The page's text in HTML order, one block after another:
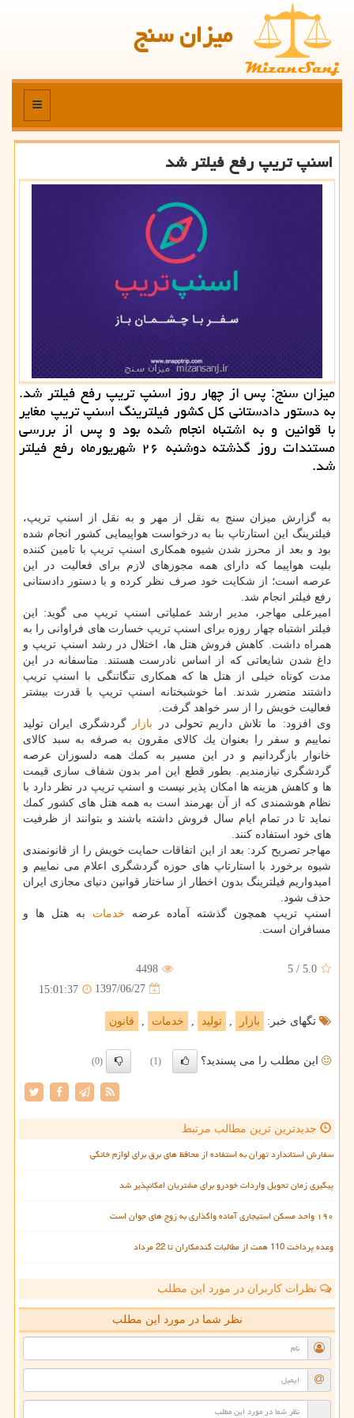
میزان سنج
منو
اسنپ تریپ رفع فیلتر شد
میزان سنج: پس از چهار روز اسنپ تریپ رفع فیلتر شد.
به دستور دادستانی كل كشور فیلترینگ اسنپ تریپ مغایر
با قوانین و به اشتباه انجام شده بود و پس از بررسی
مستندات روز گذشته دوشنبه ۲۶ شهریورماه رفع فیلتر
شد.
به گزارش میزان سنج به نقل از مهر و به نقل از اسنپ تریپ،
فیلترینگ این استارتاپ بنا به درخواست هواپیمایی كشور انجام شده
بود و بعد از محرز شدن شیوه همكاری اسنپ تریپ با تامین كننده
بلیت هواپیما كه دارای همه مجوزهای لازم برای فعالیت در این
عرصه است؛ از شكایت خود صرف نظر كرده و با دستور دادستانی
رفع فیلتر انجام شد.
امیرعلی مهاجر، مدیر ارشد عملیاتی اسنپ تریپ می گوید: این
فیلتر اشتباه چهار روزه برای اسنپ تریپ خسارت های فراوانی را به
همراه داشت. كاهش فروش هتل ها، اختلال در رشد اسنپ تریپ و
داغ شدن شایعاتی كه از اساس نادرست هستند. متاسفانه در این
مدت كوتاه خیلی از هتل ها كه همكاری تنگاتنگی با اسنپ تریپ
داشتند متضرر شدند. اما خوشبختانه اسنپ تریپ با قدرت بیشتر
فعالیت خویش را از سر خواهد گرفت.
وی افزود: ما تلاش داریم تحولی در بازار
گردشگری ایران تولید
نماییم و سفر را بعنوان یك كالای مقرون به صرفه به سبد كالای
خانوار بازگردانیم و در این مسیر به كمك همه دلسوزان عرصه
گردشگری نیازمندیم. بطور قطع این امر بدون شفاف سازی قیمت
ها و كاهش هزینه ها امكان پذیر نیست و اسنپ تریپ در نظر دارد با
نظام هوشمندی كه از آن بهرمند است به همه هتل های كشور كمك
نماید تا در تمام ایام سال فروش داشته باشند و بتوانند از ظرفیت
های خود استفاده كنند.
مهاجر تصریح كرد: بعد از این اتفاقات حمایت خویش را از قانونمندی
شیوه برخورد با استارتاپ های حوزه گردشگری اعلام می نماییم و
امیدواریم فیلترینگ بدون اخطار از ساختار قوانین دنیای مجازی ایران
حذف شود.
اسنپ تریپ همچون گذشته آماده عرضه خدمات به هتل ها و
مسافران است.
5.0
/
5
4498
1397/06/27
15:01:37
تگهای خبر: بازار , تولید , خدمات , قانون
این مطلب را می پسندید؟ (1)
(0)
جدیدترین ترین مطالب مرتبط
سفارش استاندارد تهران به استفاده از محافظ های برق برای لوازم خانگی
پیگیری زمان تحویل واردات خودرو برای مشتریان امکانپذیر شد
۱۹۰ واحد مسکن استیجاری آماده واگذاری به زوج های جوان است
وعده پرداخت 110 همت از مطالبات گندمکاران تا 22 مرداد
نظرات کاربران در مورد این مطلب
نظر شما در مورد این مطلب